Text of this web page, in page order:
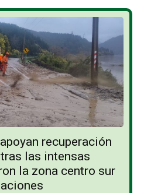
recuperación
las intensas
la zona centro sur